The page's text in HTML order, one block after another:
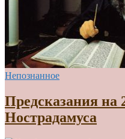
Непознанное
Предсказания на
Нострадамуса